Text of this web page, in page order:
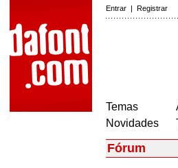
Entrar | Registrar
Temas
Novidades
Fórum